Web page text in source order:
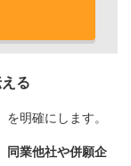
る
明確にします。
同業他社や併願企